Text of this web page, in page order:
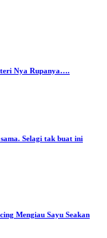
Nya Rupanya….
Selagi tak buat ini
Mengiau Sayu Seakan